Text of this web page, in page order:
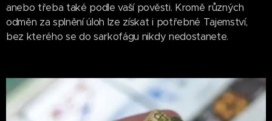
anebo třeba také podle vaší pověsti. Kromě různých
odměn za splnění úloh lze získat i potřebné Tajemství,
bez kterého se do sarkofágu nikdy nedostanete.